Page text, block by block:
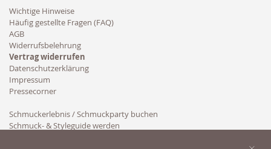
Wichtige Hinweise
Häufig gestellte Fragen (FAQ)
AGB
Widerrufsbelehrung
Vertrag widerrufen
Datenschutzerklärung
Impressum
Pressecorner
Schmuckerlebnis / Schmuckparty buchen
Schmuck- & Styleguide werden